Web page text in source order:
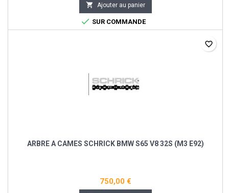
 Ajouter au panier
 SUR COMMANDE
ARBRE A CAMES SCHRICK BMW S65 V8 32S (M3 E92)
750,00 €
favorite_border